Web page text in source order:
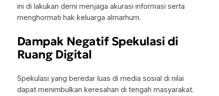
ini di lakukan demi menjaga akurasi informasi serta
menghormati hak keluarga almarhum.
Dampak Negatif Spekulasi di
Ruang Digital
Spekulasi yang beredar luas di media sosial di nilai
dapat menimbulkan keresahan di tengah masyarakat.